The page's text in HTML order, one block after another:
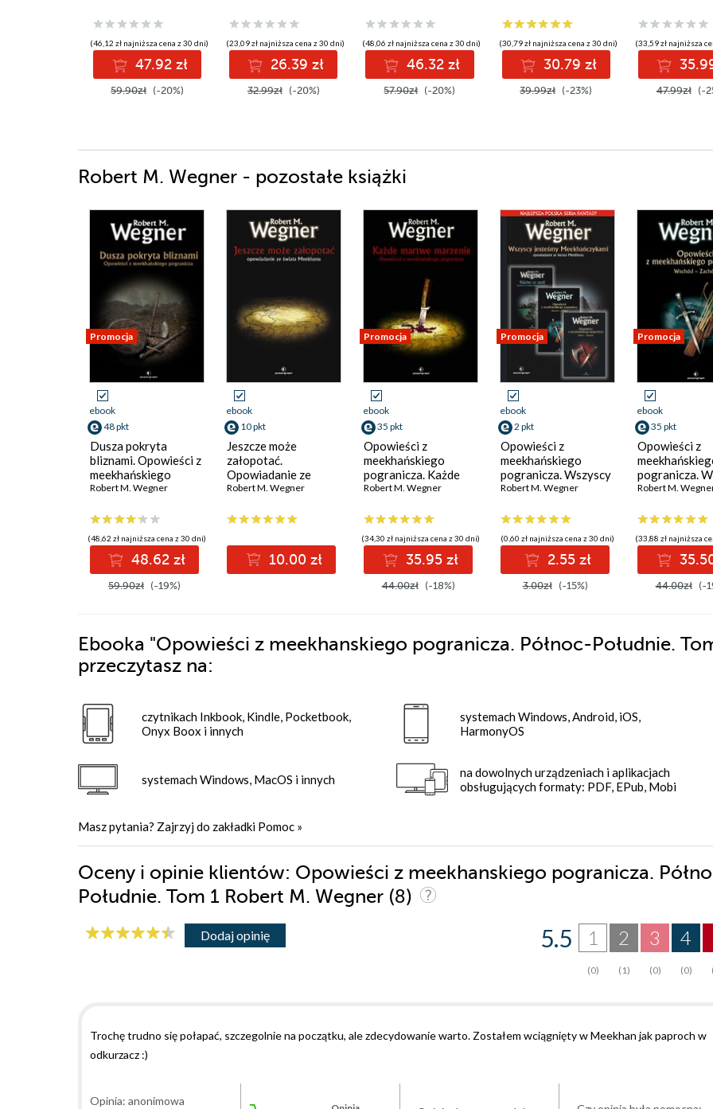
(46,12 zł najniższa cena z 30 dni)
47.92 zł
59.90zł (-20%)
(23,09 zł najniższa cena z 30 dni)
26.39 zł
32.99zł (-20%)
(48,06 zł najniższa cena z 30 dni)
46.32 zł
57.90zł (-20%)
(30,79 zł najniższa cena z 30 dni)
30.79 zł
39.99zł (-23%)
(33,59 zł najniższa
47.99zł (-
Robert M. Wegner - pozostałe książki
Promocja
ebook
48 pkt
Dusza pokryta
bliznami. Opowieści z
meekhańskiego
pogranicza
Robert M. Wegner
(48,62 zł najniższa cena z 30 dni)
48.62 zł
59.90zł (-19%)
ebook
10 pkt
Jeszcze może
załopotać.
Opowiadanie ze
świata Meekhanu
Robert M. Wegner
10.00 zł
Promocja
ebook
35 pkt
Opowieści z
meekhańskiego
pogranicza. Każde
martwe marzenie.
Robert M. Wegner
(34,30 zł najniższa cena z 30 dni)
35.95 zł
44.00zł (-18%)
Promocja
ebook
2 pkt
Opowieści z
meekhańskiego
pogranicza. Wszyscy
jesteśmy
Robert M. Wegner
(0,60 zł najniższa cena z 30 dni)
2.55 zł
3.00zł (-15%)
Promocja
ebook
35 pkt
Opowieści z
pogranicza.
Zachód. Tom 2
Robert M.
(33,88 zł najniższa
44.00zł (-
Ebooka "Opowieści z meekhanskiego pogranicza. Północ-Południe.
przeczytasz na:
czytnikach Inkbook, Kindle, Pocketbook,
Onyx Boox i innych
systemach Windows, MacOS i innych
systemach Windows, Android, iOS,
HarmonyOS
na dowolnych urządzeniach i aplikacjach
obsługujących formaty: PDF, EPub, Mobi
Masz pytania? Zajrzyj do zakładki Pomoc »
Oceny i opinie klientów: Opowieści z meekhanskiego pogranicza.
Południe. Tom 1 Robert M. Wegner (8)
Dodaj opinię 4
(0)
3
(0)
2
(1)
1
(0)
5.5
Trochę trudno się połapać, szczegolnie na początku, ale zdecydowanie warto. Zostałem wciągnięty w Meekhan jak paproch w
odkurzacz :)
Opinia: anonimowa